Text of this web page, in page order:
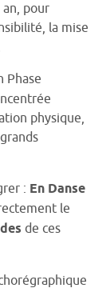
an, pour
la mise
Phase
physique,
: En Danse
le
de ces